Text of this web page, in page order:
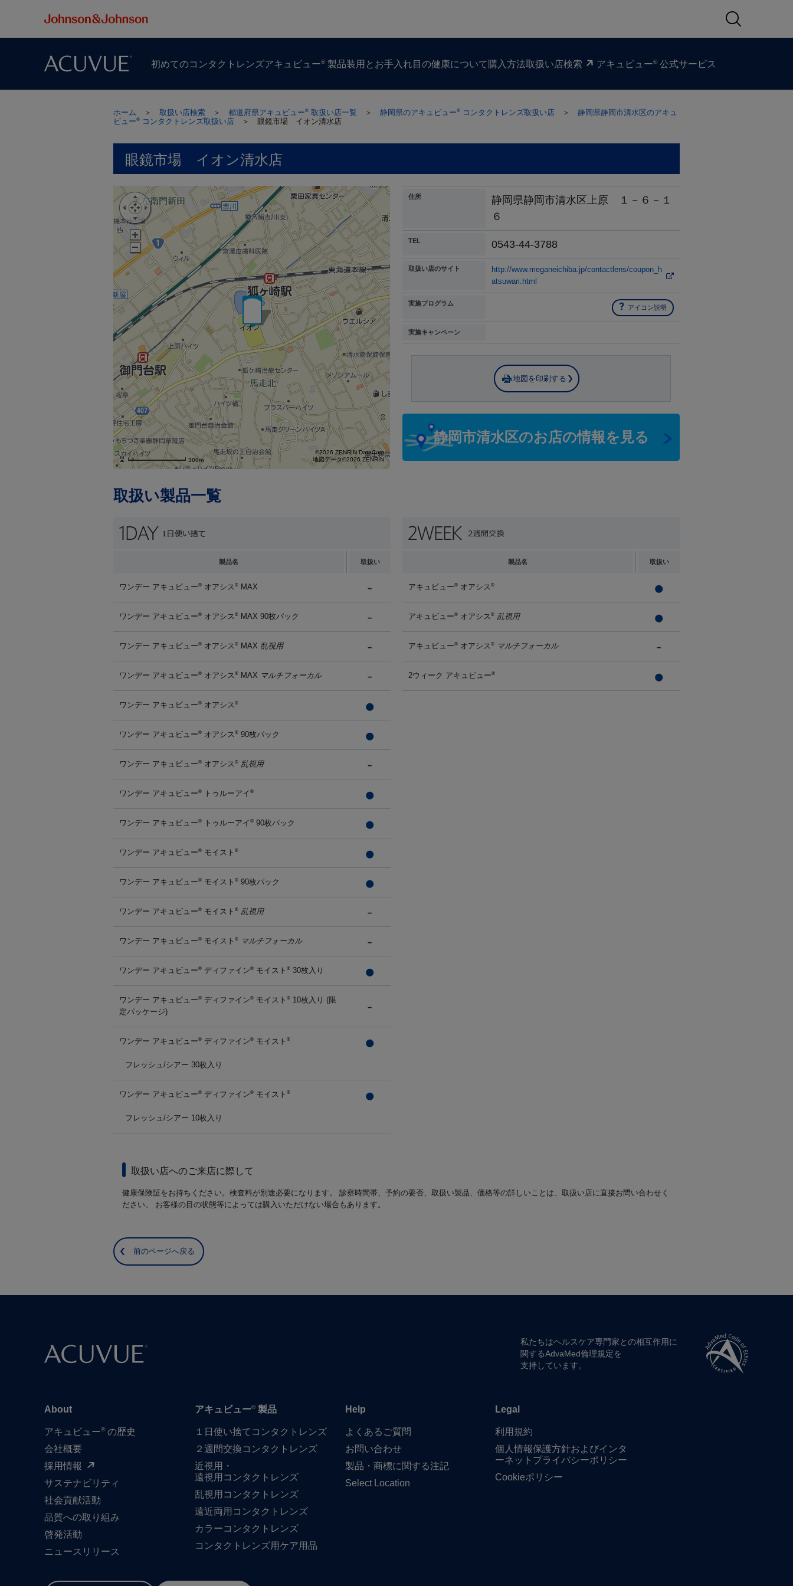
初めての​コンタクトレンズアキュビュー® 製品装用とお手入れ目の​健康に​ついて購入方​法取扱い​店検索 アキュビュー® 公式サービス
ホーム ＞ 取扱い店検索 ＞ 都道府県アキュビュー® 取扱い店一覧 ＞ 静岡県のアキュビュー® コンタクトレンズ取扱い店 ＞ 静岡県静岡市清水区のアキュ
ビュー® コンタクトレンズ取扱い店 ＞ 眼鏡市場 イオン清水店
眼鏡市場 イオン清水店
300m
©2026 ZENRIN DataCom
地図データ©2026 ZENRIN
住所
静岡県静岡市清水区上原 １－６－１
６
TEL 0543-44-3788
取扱い店のサイト
http://www.meganeichiba.jp/contactlens/coupon_h
atsuwari.html
実施プログラム
アイコン説明
実施キャンペーン
地図を印刷する
静岡市清水区のお店の情報を見る
取扱い製品一覧
製品名 取扱い
ワンデー アキュビュー® オアシス ® MAX
ワンデー アキュビュー® オアシス ® MAX 90枚パック
ワンデー アキュビュー® オアシス ® MAX 乱視用
ワンデー アキュビュー® オアシス ® MAX マルチフォーカル
ワンデー アキュビュー® オアシス ®
ワンデー アキュビュー® オアシス ® 90枚パック
ワンデー アキュビュー® オアシス ® 乱視用
ワンデー アキュビュー® トゥルーアイ ®
ワンデー アキュビュー® トゥルーアイ ® 90枚パック
ワンデー アキュビュー® モイスト ®
ワンデー アキュビュー® モイスト ® 90枚パック
ワンデー アキュビュー® モイスト ® 乱視用
ワンデー アキュビュー® モイスト ® マルチフォーカル
ワンデー アキュビュー® ディファイン® モイスト ® 30枚入り
ワンデー アキュビュー® ディファイン® モイスト ® 10枚入り (限
定パッケージ)
ワンデー アキュビュー® ディファイン® モイスト ®
フレッシュ/シアー 30枚入り
ワンデー アキュビュー® ディファイン® モイスト ®
フレッシュ/シアー 10枚入り
製品名 取扱い
アキュビュー® オアシス ®
アキュビュー® オアシス ® 乱視用
アキュビュー® オアシス ® マルチフォーカル
2ウィーク アキュビュー®
取扱い店へのご来店に際して
健康保険証をお持ちください。検査料が別途必要になります。 診察時間帯、予約の要否、取扱い製品、価格等の詳しいことは、取扱い店に直接お問い合わせく
ださい。 お客様の目の状態等によっては購入いただけない場合もあります。
前のページへ戻る
私たちは​ヘルスケア専門家との​相互作用に​
関する​AdvaMed倫理規定を​
支持しています。
About
アキュビュー® の歴史
会社概要
採用情報
サステナビリティ
社会貢献活動
品質への​取り組み
啓発活動
ニュースリリース
アキュビュー®製品
１日​使い捨て​​コンタクトレンズ
２週間交換コンタクトレンズ
近視用・
遠視用コンタクトレンズ
乱視用コンタクトレンズ
遠近両用コンタクトレンズ
カラーコンタクトレンズ
コンタクトレンズ用ケア用品
Help
よく​ある​ご質問
お問い​合わせ
製品・商標に​関する​注記
Select Location
Legal
利用規約
個人情報保護方針およびインタ
ーネットプライバシーポリシー
Cookieポリシー